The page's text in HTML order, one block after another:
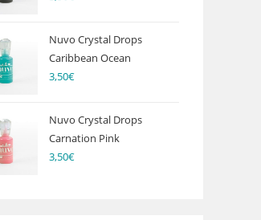
Nuvo Crystal Drops
Caribbean Ocean
3,50€
Nuvo Crystal Drops
Carnation Pink
3,50€